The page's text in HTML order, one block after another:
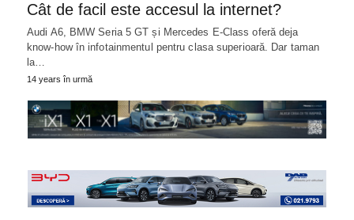
Cât de facil este accesul la internet?
Audi A6, BMW Seria 5 GT și Mercedes E-Class oferă deja
know-how în infotainmentul pentru clasa superioară. Dar taman
la…
14 years în urmă